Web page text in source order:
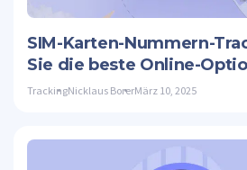
SIM-Karten-Nummern-
Sie die beste Online-
TrackingNicklaus BorerMärz 10, 2025